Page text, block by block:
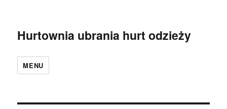
Hurtownia ubrania hurt odzieży
MENU